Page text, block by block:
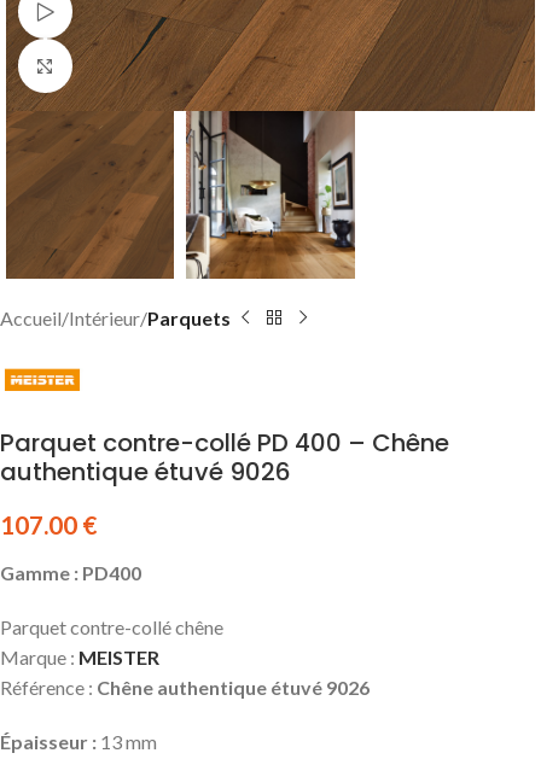
Watch video
Click to enlarge
Accueil Intérieur Parquets
Parquet contre-collé PD 400 – Chêne
authentique étuvé 9026
107.00 €
Gamme : PD400
Parquet contre-collé chêne
Marque : MEISTER
Référence : Chêne authentique étuvé 9026
Épaisseur : 13 mm